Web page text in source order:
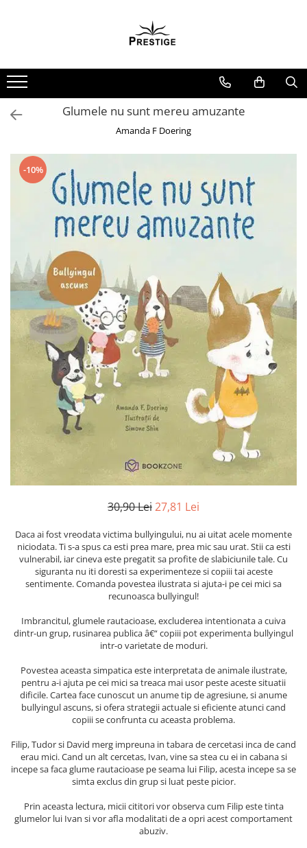
Noutati
Promotii
Pachete Speciale Carti
Spiritualitate - Ezoterism
Arte Divinatorii
Astrologie
Chiromantie
Dezvoltare Spirituala
KidConnection
Minte Corp
New Illuminati Files
Numerologie
Paranormal
Parapsihologie
Audiobook
Vindecare Spirituala
Sanatate
Diete
Masaj
Medicina & Farmacie
Medicina Pentru Toti
SealfHealing
Starea de bine
Terapii Alternative
Beletristica
Glumele nu sunt mereu amuzante
Amanda F Doering
-10%
30,90 Lei27,81 Lei
Daca ai fost vreodata victima bullyingului, nu ai uitat acele momente
niciodata. Ti s-a spus ca esti prea mare, prea mic sau urat. Stii ca esti
vulnerabil, iar cineva este pregatit sa profite de slabiciunile tale. Cu
siguranta nu iti doresti sa experimenteze si copiii tai aceste
sentimente. Comanda povestea ilustrata si ajuta-i pe cei mici sa
recunoasca bullyingul!
Imbrancitul, glumele rautacioase, excluderea intentionata a cuiva
dintr-un grup, rusinarea publica â€“ copiii pot experimenta bullyingul
intr-o varietate de moduri.
Povestea aceasta simpatica este interpretata de animale ilustrate,
pentru a-i ajuta pe cei mici sa treaca mai usor peste aceste situatii
dificile. Cartea face cunoscut un anume tip de agresiune, si anume
bullyingul ascuns, si ofera strategii actuale si eficiente atunci cand
copiii se confrunta cu aceasta problema.
Filip, Tudor si David merg impreuna in tabara de cercetasi inca de cand
erau mici. Cand un alt cercetas, Ivan, vine sa stea cu ei in cabana si
incepe sa faca glume rautacioase pe seama lui Filip, acesta incepe sa se
simta exclus din grup si luat peste picior.
Prin aceasta lectura, micii cititori vor observa cum Filip este tinta
glumelor lui Ivan si vor afla modalitati de a opri acest comportament
abuziv.